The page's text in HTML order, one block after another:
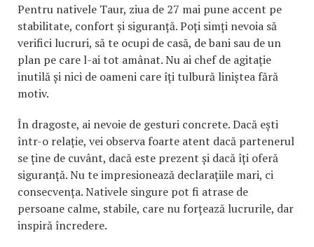
Pentru nativele Taur, ziua de 27 mai pune accent pe
stabilitate, confort și siguranță. Poți simți nevoia să
verifici lucruri, să te ocupi de casă, de bani sau de un
plan pe care l-ai tot amânat. Nu ai chef de agitație
inutilă și nici de oameni care îți tulbură liniștea fără
motiv.
În dragoste, ai nevoie de gesturi concrete. Dacă ești
într-o relație, vei observa foarte atent dacă partenerul
se ține de cuvânt, dacă este prezent și dacă îți oferă
siguranță. Nu te impresionează declarațiile mari, ci
consecvența. Nativele singure pot fi atrase de
persoane calme, stabile, care nu forțează lucrurile, dar
inspiră încredere.